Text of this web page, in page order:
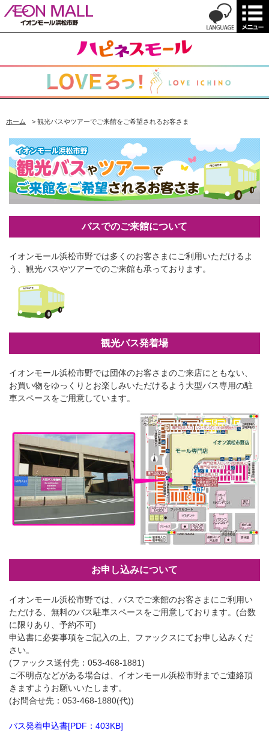
ホーム > 観光バスやツアーでご来館をご希望されるお客さま
バスでのご来館について
イオンモール浜松市野では多くのお客さまにご利用いただけるよ
う、観光バスやツアーでのご来館も承っております。
観光バス発着場
イオンモール浜松市野では団体のお客さまのご来店にともない、
お買い物をゆっくりとお楽しみいただけるよう大型バス専用の駐
車スペースをご用意しています。
お申し込みについて
イオンモール浜松市野では、バスでご来館のお客さまにご利用い
ただける、無料のバス駐車スペースをご用意しております。(台数
に限りあり、予約不可)
申込書に必要事項をご記入の上、ファックスにてお申し込みくだ
さい。
(ファックス送付先：053-468-1881)
ご不明点などがある場合は、イオンモール浜松市野までご連絡頂
きますようお願いいたします。
(お問合せ先：053-468-1880(代))
バス発着申込書[PDF：403KB]